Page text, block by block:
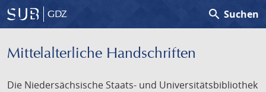
GDZ search Suchen
Mittelalterliche Handschriften
Die Niedersächsische Staats- und Universitätsbibliothek